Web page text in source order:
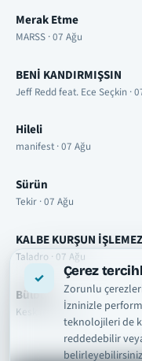
Çerez
Zorunlu
İzninizle
teknolojileri de
reddedebilir
Merak Etme
MARSS · 07 Ağu
BENİ KANDIRMIŞSIN
Jeff Redd feat. Ece Seçkin ·
Hileli
manifest · 07 Ağu
Sürün
Tekir · 07 Ağu
KALBE KURŞUN İŞLEMEZ
Taladro · 07 Ağu
Bülbül
Keskin · 07 Ağu